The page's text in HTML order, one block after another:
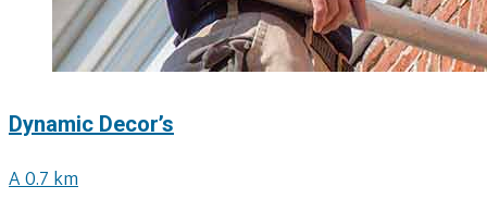
Dynamic Decor’s
A 0.7 km